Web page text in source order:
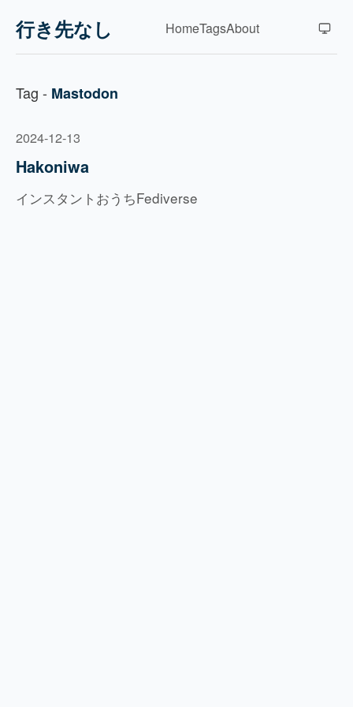
行き先なし HomeTagsAbout
Tag - Mastodon
2024-12-13
Hakoniwa
インスタントおうちFediverse